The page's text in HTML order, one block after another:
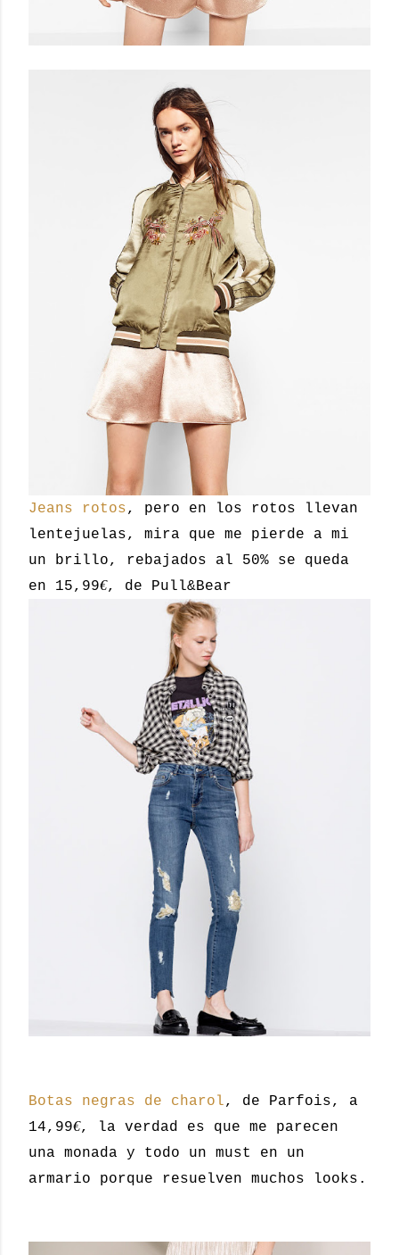
Jeans rotos, pero en los rotos llevan
lentejuelas, mira que me pierde a mi
un brillo, rebajados al 50% se queda
en 15,99€, de Pull&Bear
Botas negras de charol, de Parfois, a
14,99€, la verdad es que me parecen
una monada y todo un must en un
armario porque resuelven muchos looks.